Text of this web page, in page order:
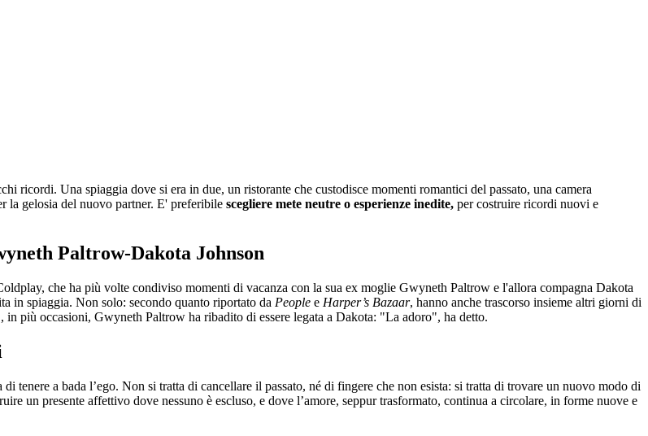
ricordi. Una spiaggia dove si era in due, un ristorante che custodisce momenti romantici del passato, una camera
la gelosia del nuovo partner. E' preferibile scegliere mete neutre o esperienze inedite, per costruire ricordi nuovi e
Paltrow-Dakota Johnson
che ha più volte condiviso momenti di vacanza con la sua ex moglie Gwyneth Paltrow e l'allora compagna Dakota
in spiaggia. Non solo: secondo quanto riportato da People e Harper’s Bazaar, hanno anche trascorso insieme altri giorni di
più occasioni, Gwyneth Paltrow ha ribadito di essere legata a Dakota: "La adoro", ha detto.
tenere a bada l’ego. Non si tratta di cancellare il passato, né di fingere che non esista: si tratta di trovare un nuovo modo di
un presente affettivo dove nessuno è escluso, e dove l’amore, seppur trasformato, continua a circolare, in forme nuove e